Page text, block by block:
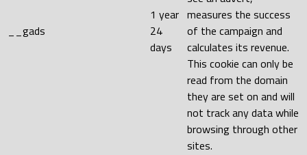
__gads
1 year
24
days
measures the success
of the campaign and
calculates its revenue.
This cookie can only be
read from the domain
they are set on and will
not track any data while
browsing through other
sites.